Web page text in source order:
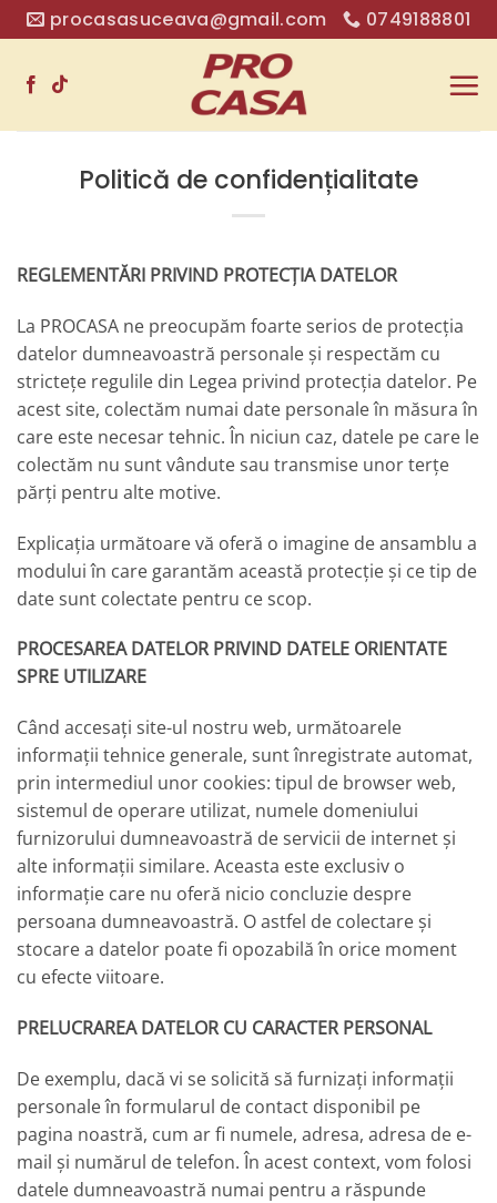
Sari
la
conținut
procasasuceava@gmail.com 0749188801
Politică de confidențialitate
REGLEMENTĂRI PRIVIND PROTECȚIA DATELOR
La PROCASA ne preocupăm foarte serios de protecția
datelor dumneavoastră personale și respectăm cu
strictețe regulile din Legea privind protecția datelor. Pe
acest site, colectăm numai date personale în măsura în
care este necesar tehnic. În niciun caz, datele pe care le
colectăm nu sunt vândute sau transmise unor terțe
părți pentru alte motive.
Explicația următoare vă oferă o imagine de ansamblu a
modului în care garantăm această protecție și ce tip de
date sunt colectate pentru ce scop.
PROCESAREA DATELOR PRIVIND DATELE ORIENTATE
SPRE UTILIZARE
Când accesați site-ul nostru web, următoarele
informații tehnice generale, sunt înregistrate automat,
prin intermediul unor cookies: tipul de browser web,
sistemul de operare utilizat, numele domeniului
furnizorului dumneavoastră de servicii de internet și
alte informații similare. Aceasta este exclusiv o
informație care nu oferă nicio concluzie despre
persoana dumneavoastră. O astfel de colectare și
stocare a datelor poate fi opozabilă în orice moment
cu efecte viitoare.
PRELUCRAREA DATELOR CU CARACTER PERSONAL
De exemplu, dacă vi se solicită să furnizați informații
personale în formularul de contact disponibil pe
pagina noastră, cum ar fi numele, adresa, adresa de e-
mail și numărul de telefon. În acest context, vom folosi
datele dumneavoastră numai pentru a răspunde